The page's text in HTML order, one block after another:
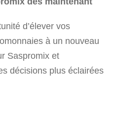
d’élever vos
à un nouveau
Saspromix et
décisions plus éclairées